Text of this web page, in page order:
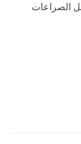
الصراعات